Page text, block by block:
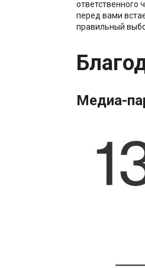
ответственного
перед вами
правильный
Медиа-